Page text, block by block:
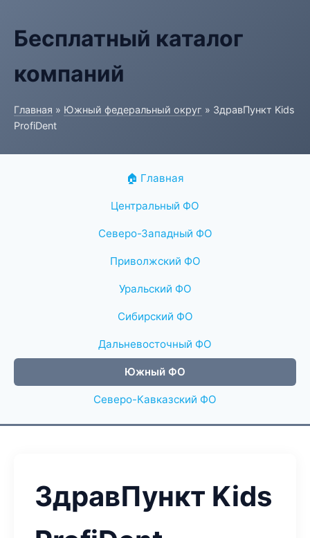
Бесплатный каталог
компаний
Главная » Южный федеральный округ » ЗдравПункт Kids
ProfiDent
🏠 Главная
Центральный ФО
Северо-Западный ФО
Приволжский ФО
Уральский ФО
Сибирский ФО
Дальневосточный ФО
Южный ФО
Северо-Кавказский ФО
ЗдравПункт Kids